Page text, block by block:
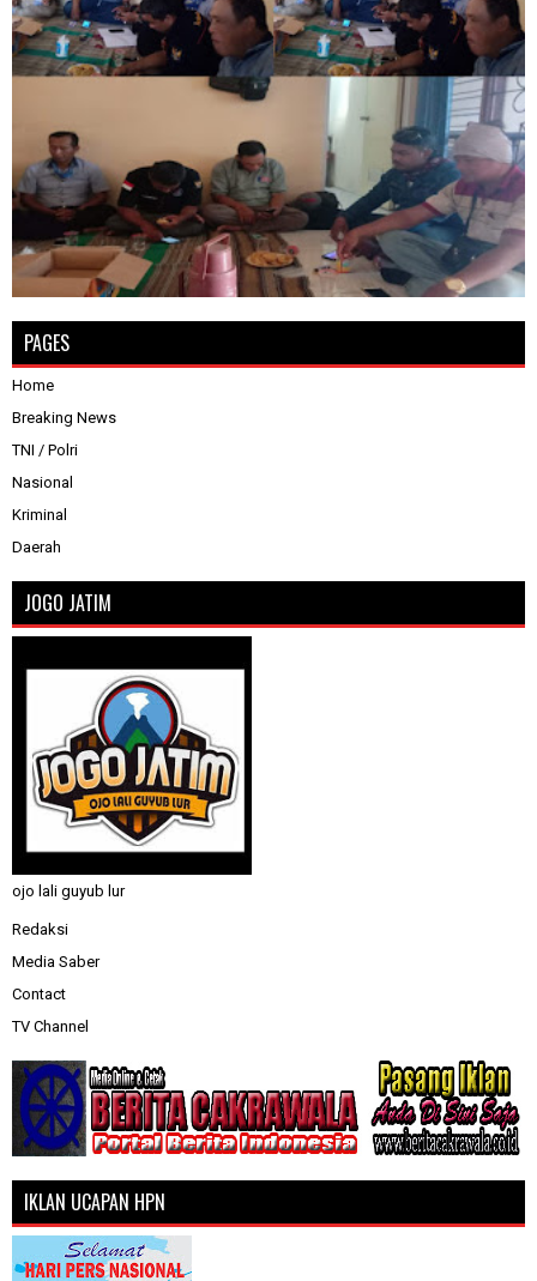
PAGES
Home
Breaking News
TNI / Polri
Nasional
Kriminal
Daerah
JOGO JATIM
ojo lali guyub lur
Redaksi
Media Saber
Contact
TV Channel
IKLAN UCAPAN HPN